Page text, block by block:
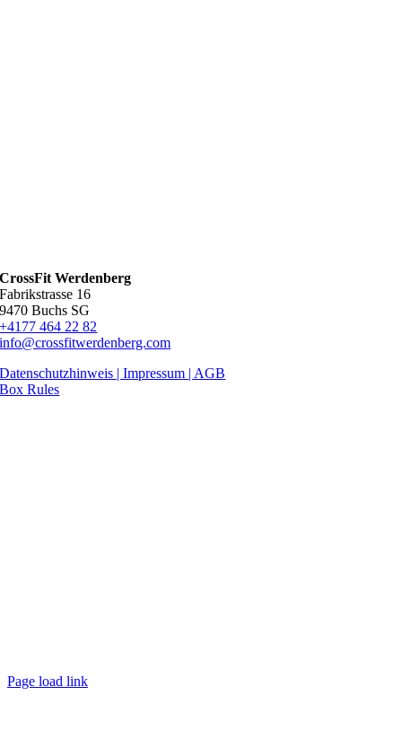
CrossFit Werdenberg
Fabrikstrasse 16
9470 Buchs SG
+4177 464 22 82
info@crossfitwerdenberg.com
Datenschutzhinweis | Impressum | AGB
Box Rules
Page load link